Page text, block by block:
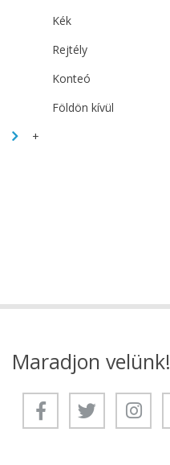
Kék
Rejtély
Konteó
Földön kívül
+
Maradjon velünk!